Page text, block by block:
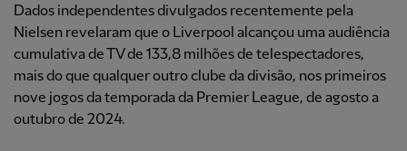
Dados independentes divulgados recentemente pela
Nielsen revelaram que o Liverpool alcançou uma audiência
cumulativa de TV de 133,8 milhões de telespectadores,
mais do que qualquer outro clube da divisão, nos primeiros
nove jogos da temporada da Premier League, de agosto a
outubro de 2024.